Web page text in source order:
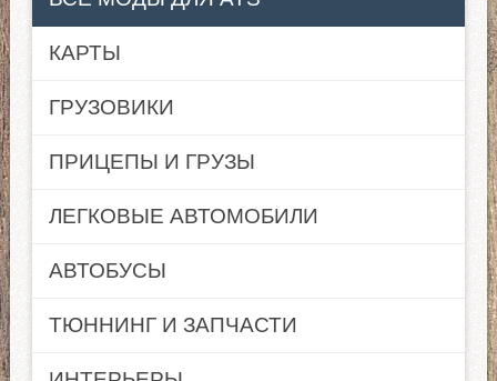
КАРТЫ
ГРУЗОВИКИ
ПРИЦЕПЫ И ГРУЗЫ
ЛЕГКОВЫЕ АВТОМОБИЛИ
АВТОБУСЫ
ТЮННИНГ И ЗАПЧАСТИ